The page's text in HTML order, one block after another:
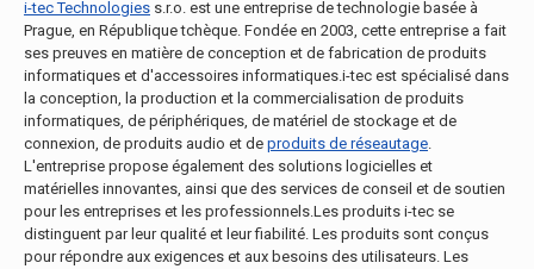
i-tec Technologies s.r.o. est une entreprise de technologie basée à
Prague, en République tchèque. Fondée en 2003, cette entreprise a fait
ses preuves en matière de conception et de fabrication de produits
informatiques et d'accessoires informatiques.i-tec est spécialisé dans
la conception, la production et la commercialisation de produits
informatiques, de périphériques, de matériel de stockage et de
connexion, de produits audio et de produits de réseautage.
L'entreprise propose également des solutions logicielles et
matérielles innovantes, ainsi que des services de conseil et de soutien
pour les entreprises et les professionnels.Les produits i-tec se
distinguent par leur qualité et leur fiabilité. Les produits sont conçus
pour répondre aux exigences et aux besoins des utilisateurs. Les